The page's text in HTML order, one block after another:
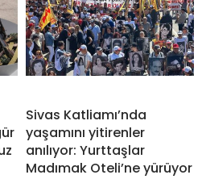
Sivas Katliamı’nda
yaşamını yitirenler
anılıyor: Yurttaşlar
Madımak Oteli’ne yürüyor